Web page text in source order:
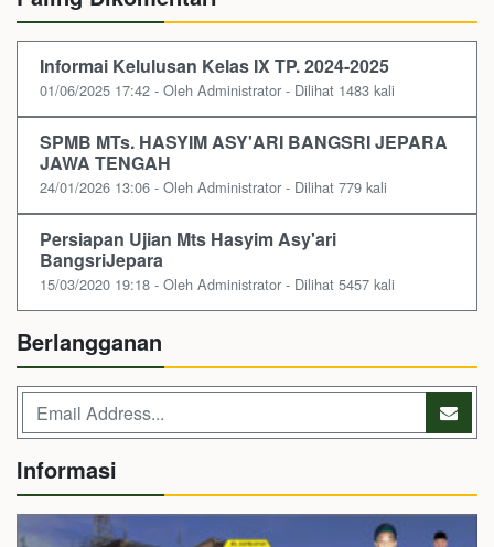
Informai Kelulusan Kelas IX TP. 2024-2025
01/06/2025 17:42 - Oleh Administrator - Dilihat 1483 kali
SPMB MTs. HASYIM ASY'ARI BANGSRI JEPARA
JAWA TENGAH
24/01/2026 13:06 - Oleh Administrator - Dilihat 779 kali
Persiapan Ujian Mts Hasyim Asy'ari
BangsriJepara
15/03/2020 19:18 - Oleh Administrator - Dilihat 5457 kali
Berlangganan
Informasi